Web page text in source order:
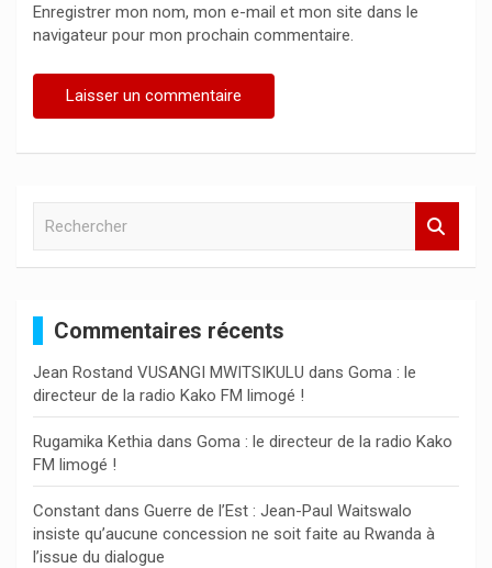
Enregistrer mon nom, mon e-mail et mon site dans le
navigateur pour mon prochain commentaire.
c
h
e
r
Commentaires récents
Jean Rostand VUSANGI MWITSIKULU dans Goma : le
directeur de la radio Kako FM limogé !
Rugamika Kethia dans Goma : le directeur de la radio Kako
FM limogé !
Constant dans Guerre de l’Est : Jean-Paul Waitswalo
insiste qu’aucune concession ne soit faite au Rwanda à
l’issue du dialogue